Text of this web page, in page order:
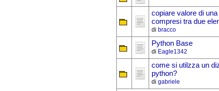
copiare valore di
compresi tra due
di bracco
Python Base
di Eagle1342
come si utilzza un
python?
di gabriele